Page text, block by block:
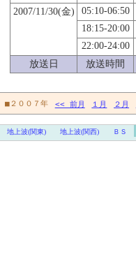
放送日 放送時間
2007/11/30(金) 05:10-06:50
18:15-20:00
22:00-24:00
■２００７年
<< 前月 １月 ２月
地上波(関東) 地上波(関西) ＢＳ